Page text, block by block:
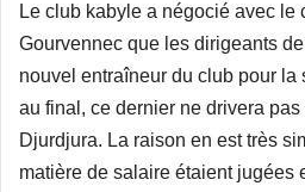
Le club kabyle a négocié avec le
Gourvennec que les dirigeants
nouvel entraîneur du club pour la
au final, ce dernier ne drivera
Djurdjura. La raison en est très
matière de salaire étaient jugées